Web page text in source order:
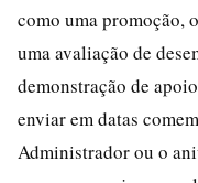
como uma promoção,
uma avaliação de
demonstração de
enviar em datas
Administrador ou o